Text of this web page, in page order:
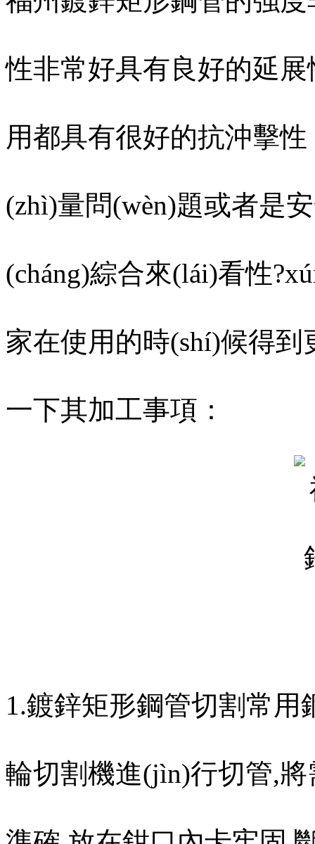
性非常好具有良好的延展
用都具有很好的抗沖擊性
(zhì)量問(wèn)題或者是安
(cháng)綜合來(lái)看性
家在使用的時(shí)候得到更
一下其加工事項：
1.鍍鋅矩形鋼管切割常用鋼鋸
輪切割機進(jìn)行切管,